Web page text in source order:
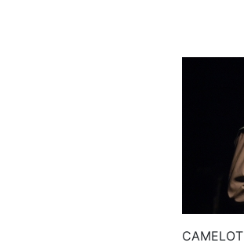
CAMELOT